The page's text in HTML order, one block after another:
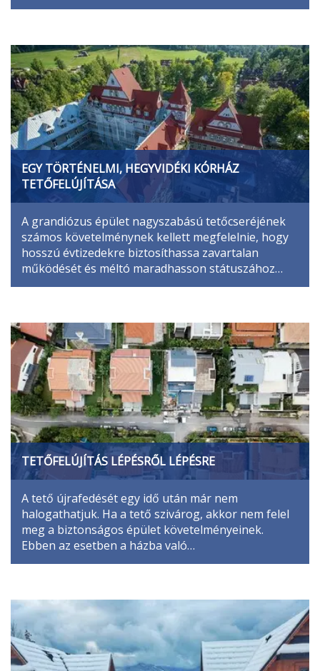
EGY TÖRTÉNELMI, HEGYVIDÉKI KÓRHÁZ
TETŐFELÚJÍTÁSA
A grandiózus épület nagyszabású tetőcseréjének
számos követelménynek kellett megfelelnie, hogy
hosszú évtizedekre biztosíthassa zavartalan
működését és méltó maradhasson státuszához…
TETŐFELÚJÍTÁS LÉPÉSRŐL LÉPÉSRE
A tető újrafedését egy idő után már nem
halogathatjuk. Ha a tető szivárog, akkor nem felel
meg a biztonságos épület követelményeinek.
Ebben az esetben a házba való…